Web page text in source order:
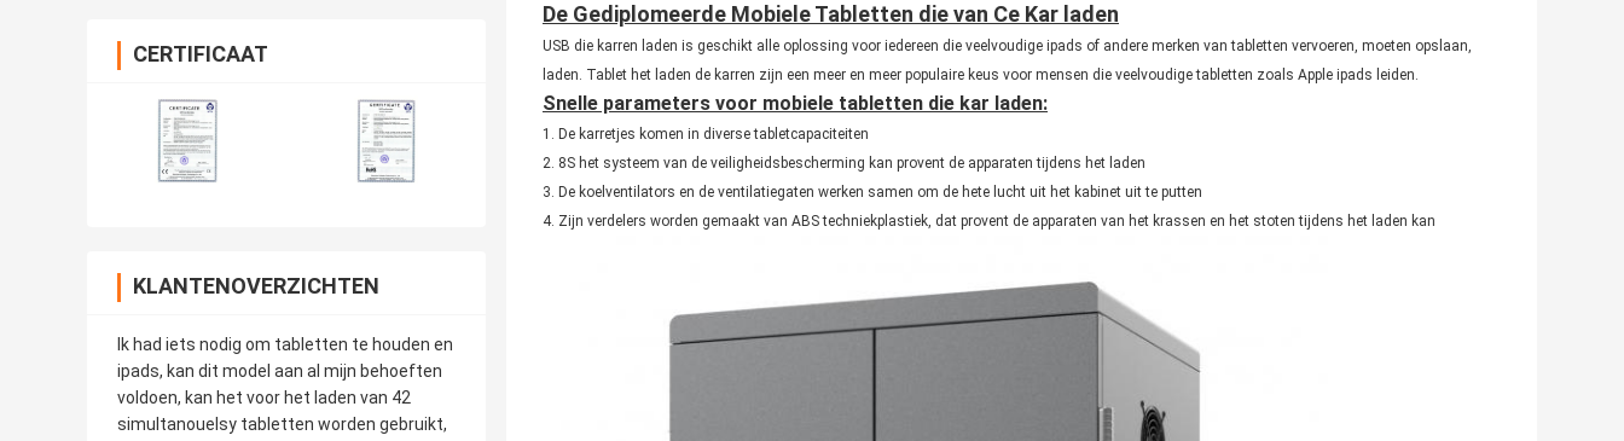
CERTIFICAAT
KLANTENOVERZICHTEN
Ik had iets nodig om tabletten te houden en
ipads, kan dit model aan al mijn behoeften
voldoen, kan het voor het laden van 42
simultanouelsy tabletten worden gebruikt,
De Gediplomeerde Mobiele Tabletten die van Ce Kar laden
USB die karren laden is geschikt alle oplossing voor iedereen die veelvoudige ipads of andere merken van tabletten vervoeren, moeten opslaan,
laden. Tablet het laden de karren zijn een meer en meer populaire keus voor mensen die veelvoudige tabletten zoals Apple ipads leiden.
Snelle parameters voor mobiele tabletten die kar laden:
1. De karretjes komen in diverse tabletcapaciteiten
2. 8S het systeem van de veiligheidsbescherming kan provent de apparaten tijdens het laden
3. De koelventilators en de ventilatiegaten werken samen om de hete lucht uit het kabinet uit te putten
4. Zijn verdelers worden gemaakt van ABS techniekplastiek, dat provent de apparaten van het krassen en het stoten tijdens het laden kan